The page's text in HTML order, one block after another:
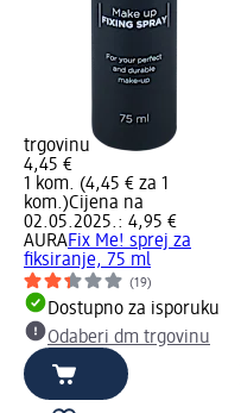
trgovinu
4,45 €
1 kom. (4,45 € za 1
kom.)Cijena na
02.05.2025.: 4,95 €
AURAFix Me! sprej za
fiksiranje, 75 ml
(19)
Dostupno za isporuku
Odaberi dm trgovinu